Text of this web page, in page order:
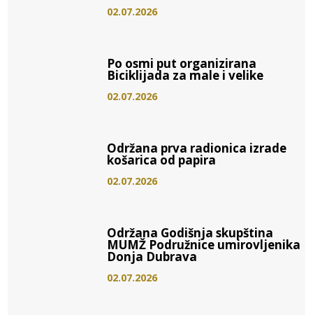
02.07.2026
Po osmi put organizirana
Biciklijada za male i velike
02.07.2026
Održana prva radionica izrade
košarica od papira
02.07.2026
Održana Godišnja skupština
MUMŽ Podružnice umirovljenika
Donja Dubrava
02.07.2026